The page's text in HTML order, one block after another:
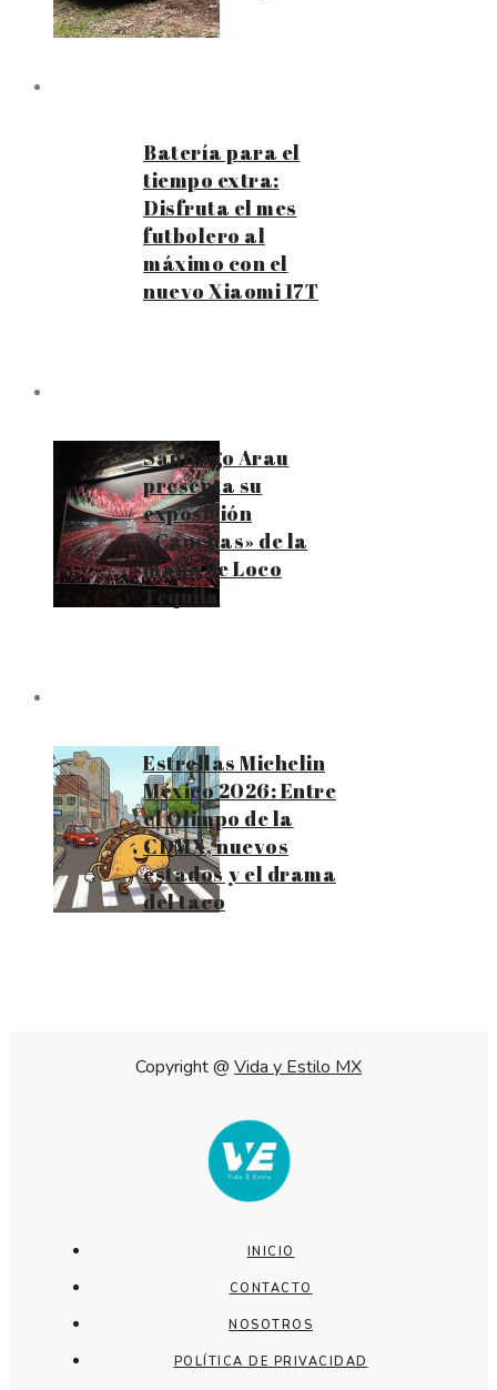
Batería para el
tiempo extra:
Disfruta el mes
futbolero al
máximo con el
nuevo Xiaomi 17T
Santiago Arau
presenta su
exposición
«Canchas» de la
mano de Loco
Tequila
Estrellas Michelin
México 2026: Entre
el Olimpo de la
CDMX, nuevos
estados y el drama
del taco
Copyright @ Vida y Estilo MX
INICIO
CONTACTO
NOSOTROS
POLÍTICA DE PRIVACIDAD